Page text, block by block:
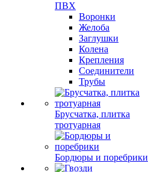
ПВХ
Воронки
Желоба
Заглушки
Колена
Крепления
Соединители
Трубы
Брусчатка, плитка
тротуарная
Бордюры и поребрики